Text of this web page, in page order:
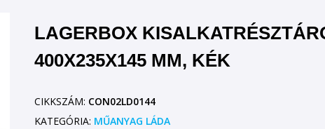
LAGERBOX
400X235X145 MM, KÉK
CIKKSZÁM: CON02LD0144
KATEGÓRIA: MŰANYAG LÁDA